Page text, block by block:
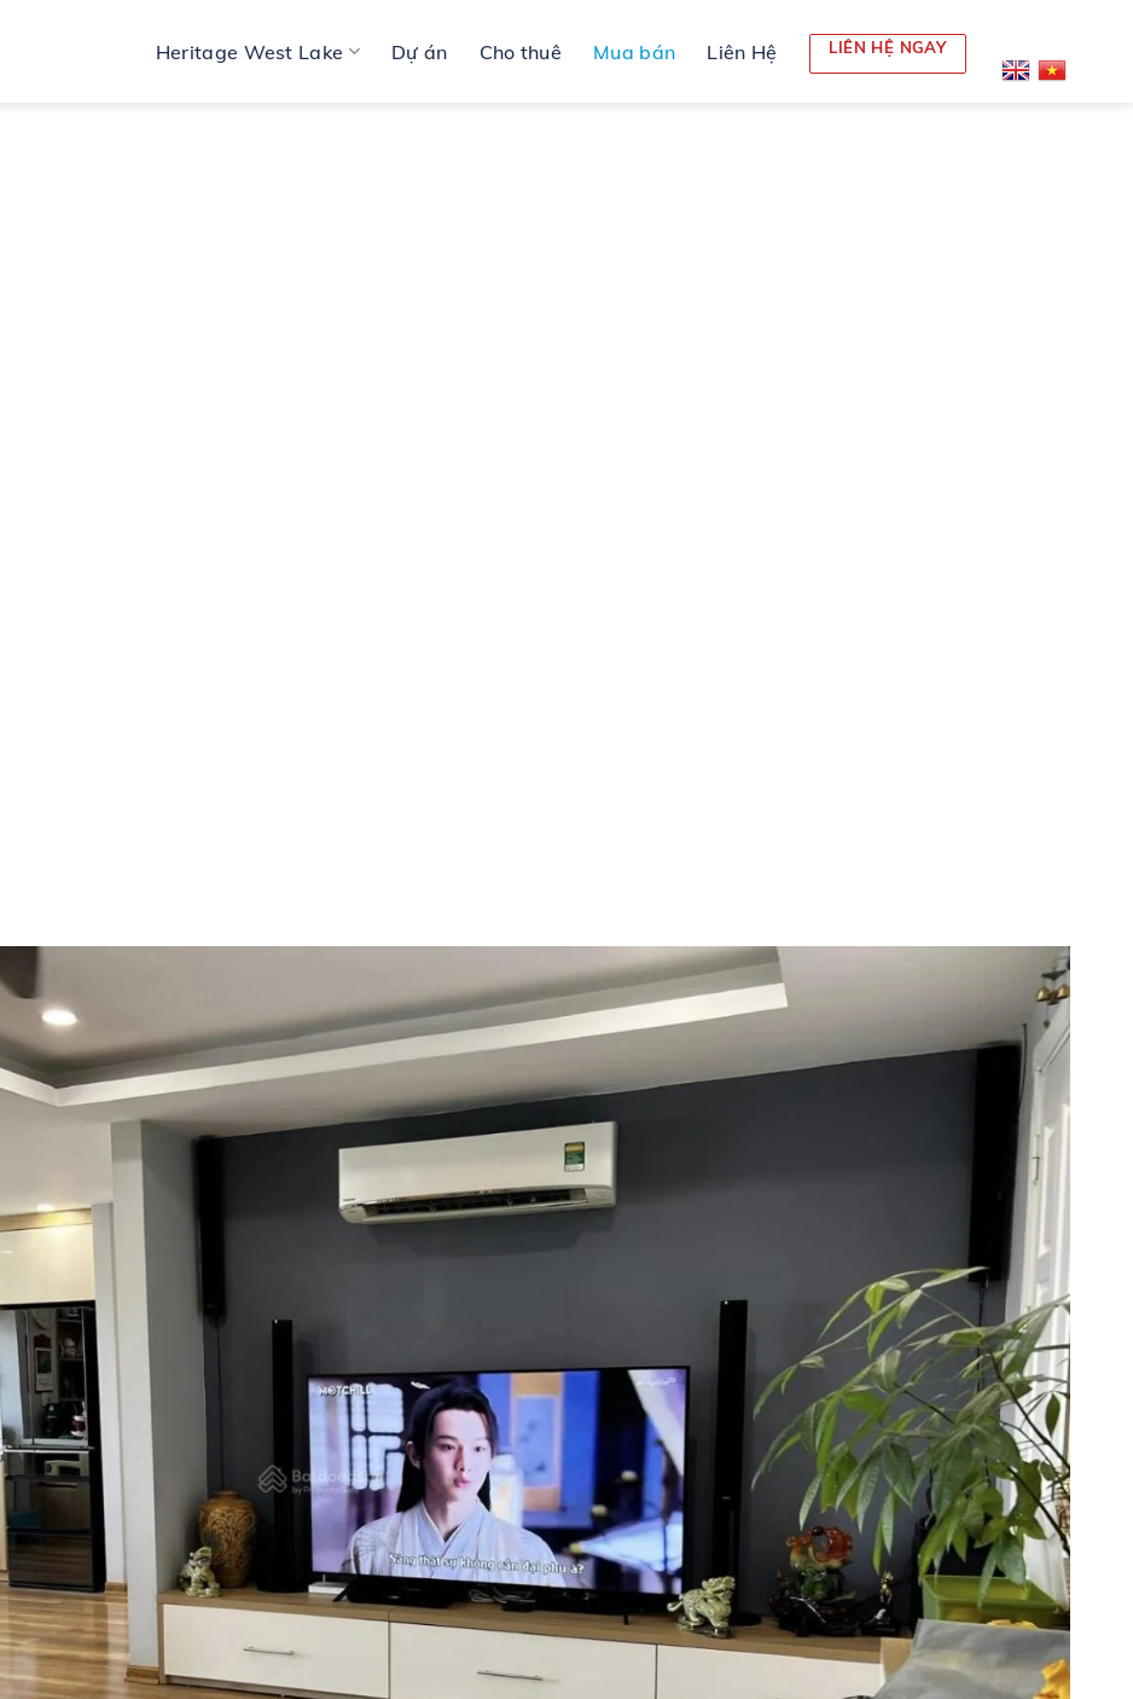
Heritage West Lake Dự án Cho thuê Mua bán Liên Hệ LIÊN HỆ NGAY